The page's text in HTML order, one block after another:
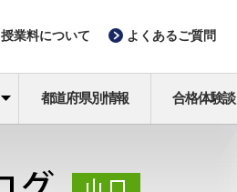
授業料について よくあるご質問
都道府県別情報 合格体験談